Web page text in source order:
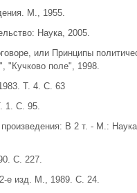
М., 1955.
Наука, 2005.
или Принципы
поле", 1998.
Т. 4. С. 63
1. С. 95.
В 2 т. - М.:
С. 227.
е изд. М., 1989. С. 24.